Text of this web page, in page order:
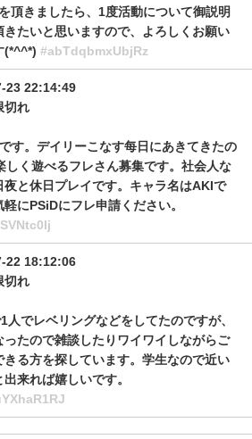
頂きましたら、1度活動について御説明
きたいと思いますので、よろしくお願い
(*^^*) #abTdqbmxUbjRz
23 22:14:49
切れ
す。デイリーこなす每日にあきてきたの
しく遊べるフレさん募集です。社会人な
夜と休日プレイです。キャラ名はAKIで
にPSiDにフレ申請ください。
22 18:12:06
切れ
人でレベリングなどをしてたのですが、
ったので雑談したりワイワイしながらご
きる方を探しています。学生なので近い
来れば嬉しいです。